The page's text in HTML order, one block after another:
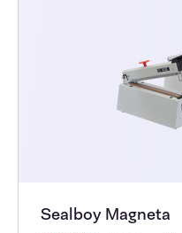
Sealboy Magneta